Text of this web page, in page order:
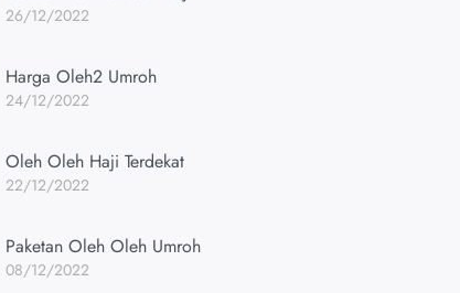
26/12/2022
Harga Oleh2 Umroh
24/12/2022
Oleh Oleh Haji Terdekat
22/12/2022
Paketan Oleh Oleh Umroh
08/12/2022